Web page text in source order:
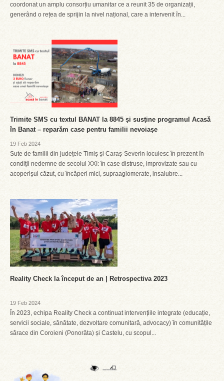
coordonat un amplu consorțiu umanitar ce a reunit 35 de organizații,
generând o rețea de sprijin la nivel național, care a intervenit în...
Trimite SMS cu textul BANAT la 8845 și susține programul Acasă
în Banat – reparăm case pentru familii nevoiașe
19 Feb 2024
Sute de familii din județele Timiș și Caraș-Severin locuiesc în prezent în
condiții nedemne de secolul XXI: în case distruse, improvizate sau cu
acoperișul căzut, cu încăperi mici, supraaglomerate, insalubre...
Reality Check la început de an | Retrospectiva 2023
19 Feb 2024
În 2023, echipa Reality Check a continuat intervențiile integrate (educație,
servicii sociale, sănătate, dezvoltare comunitară, advocacy) în comunitățile
sărace din Coroieni (Ponorâta) și Castelu, cu scopul...